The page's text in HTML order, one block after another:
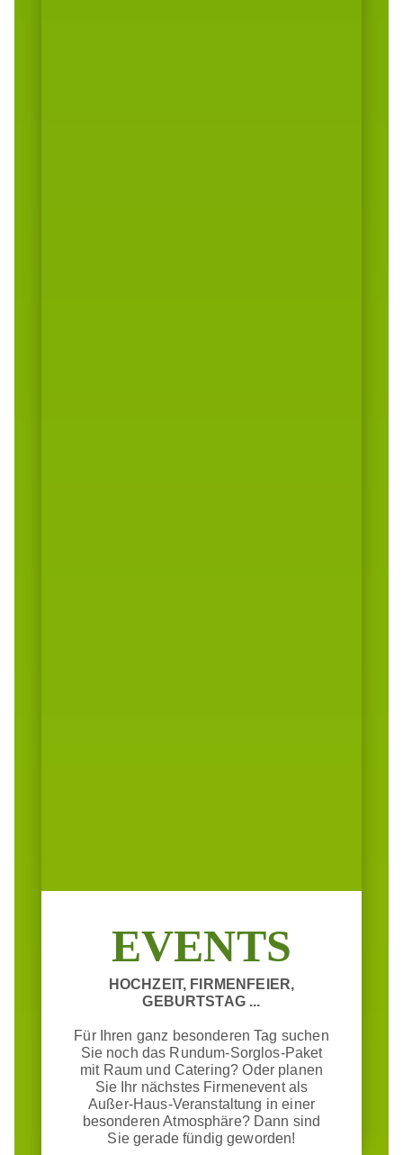
EVENTS
HOCHZEIT, FIRMENFEIER,
GEBURTSTAG ...
Für Ihren ganz besonderen Tag suchen
Sie noch das Rundum-Sorglos-Paket
mit Raum und Catering? Oder planen
Sie Ihr nächstes Firmenevent als
Außer-Haus-Veranstaltung in einer
besonderen Atmosphäre? Dann sind
Sie gerade fündig geworden!